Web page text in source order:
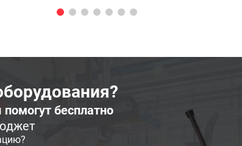
помогут бесплатно